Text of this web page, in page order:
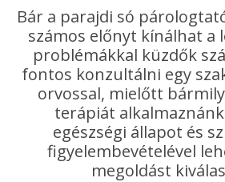
Bár a parajdi só
számos előnyt kínálhat a
problémákkal küzdők
fontos konzultálni egy
orvossal, mielőtt
terápiát
egészségi állapot és
figyelembevételével
megoldást